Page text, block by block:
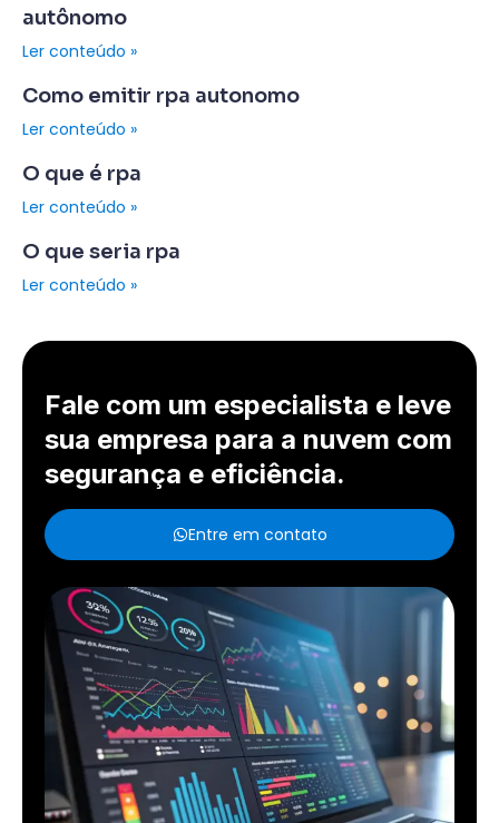
autônomo
Ler conteúdo »
Como emitir rpa autonomo
Ler conteúdo »
O que é rpa
Ler conteúdo »
O que seria rpa
Ler conteúdo »
Fale com um especialista e leve
sua empresa para a nuvem com
segurança e eficiência.
Entre em contato